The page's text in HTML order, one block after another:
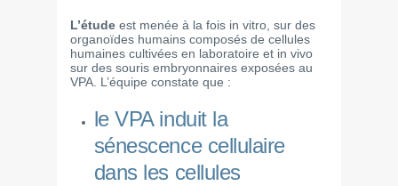
L’étude est menée à la fois in vitro, sur des
organoïdes humains composés de cellules
humaines cultivées en laboratoire et in vivo
sur des souris embryonnaires exposées au
VPA. L’équipe constate que :
le VPA induit la
sénescence cellulaire
dans les cellules